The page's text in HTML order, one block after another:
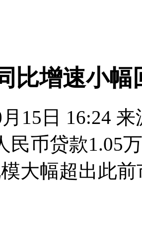
比增速小
月15日 16:24
民币贷款1.05
大幅超出此